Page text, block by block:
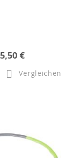
5,50 €
Vergleichen